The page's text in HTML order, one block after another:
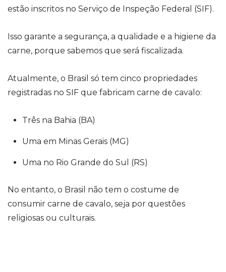
estão inscritos no Serviço de Inspeção Federal (SIF).
Isso garante a segurança, a qualidade e a higiene da
carne, porque sabemos que será fiscalizada.
Atualmente, o Brasil só tem cinco propriedades
registradas no SIF que fabricam carne de cavalo:
Três na Bahia (BA)
Uma em Minas Gerais (MG)
Uma no Rio Grande do Sul (RS)
No entanto, o Brasil não tem o costume de
consumir carne de cavalo, seja por questões
religiosas ou culturais.